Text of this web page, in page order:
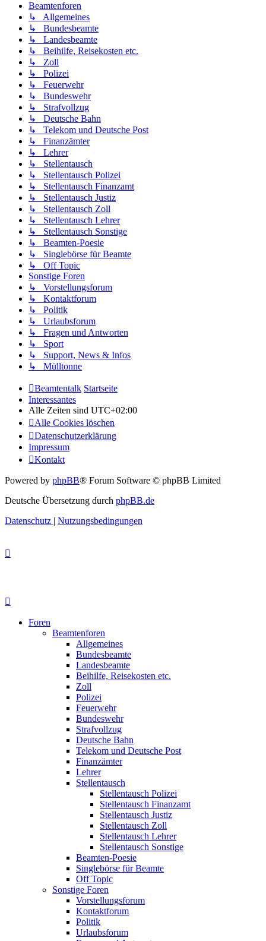
Beamtenforen
↳ Allgemeines
↳ Bundesbeamte
↳ Landesbeamte
↳ Beihilfe, Reisekosten etc.
↳ Zoll
↳ Polizei
↳ Feuerwehr
↳ Bundeswehr
↳ Strafvollzug
↳ Deutsche Bahn
↳ Telekom und Deutsche Post
↳ Finanzämter
↳ Lehrer
↳ Stellentausch
↳ Stellentausch Polizei
↳ Stellentausch Finanzamt
↳ Stellentausch Justiz
↳ Stellentausch Zoll
↳ Stellentausch Lehrer
↳ Stellentausch Sonstige
↳ Beamten-Poesie
↳ Singlebörse für Beamte
↳ Off Topic
Sonstige Foren
↳ Vorstellungsforum
↳ Kontaktforum
↳ Politik
↳ Urlaubsforum
↳ Fragen und Antworten
↳ Sport
↳ Support, News & Infos
↳ Mülltonne
Beamtentalk Startseite
Interessantes
Alle Zeiten sind UTC+02:00
Alle Cookies löschen
Datenschutzerklärung
Impressum
Kontakt
Powered by phpBB® Forum Software © phpBB Limited
Deutsche Übersetzung durch phpBB.de
Datenschutz | Nutzungsbedingungen
Foren
Beamtenforen
Allgemeines
Bundesbeamte
Landesbeamte
Beihilfe, Reisekosten etc.
Zoll
Polizei
Feuerwehr
Bundeswehr
Strafvollzug
Deutsche Bahn
Telekom und Deutsche Post
Finanzämter
Lehrer
Stellentausch
Stellentausch Polizei
Stellentausch Finanzamt
Stellentausch Justiz
Stellentausch Zoll
Stellentausch Lehrer
Stellentausch Sonstige
Beamten-Poesie
Singlebörse für Beamte
Off Topic
Sonstige Foren
Vorstellungsforum
Kontaktforum
Politik
Urlaubsforum